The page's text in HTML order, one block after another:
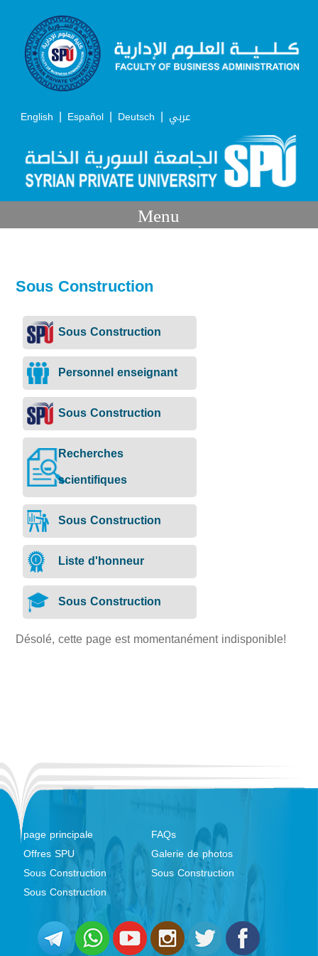
English | Español | Deutsch | عربي
Menu
Sous Construction
Sous Construction
Personnel enseignant
Sous Construction
Recherches
scientifiques
Sous Construction
Liste d'honneur
Sous Construction
Désolé, cette page est momentanément indisponible!
page principale
FAQs
Offres SPU
Galerie de photos
Sous Construction
Sous Construction
Sous Construction